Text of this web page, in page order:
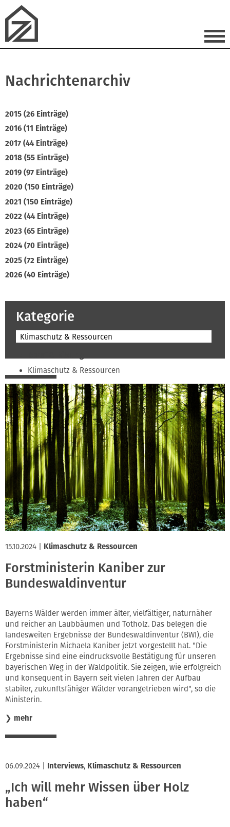
Nachrichtenarchiv
2015 (26 Einträge)
2016 (11 Einträge)
2017 (44 Einträge)
2018 (55 Einträge)
2019 (97 Einträge)
2020 (150 Einträge)
2021 (150 Einträge)
2022 (44 Einträge)
2023 (65 Einträge)
2024 (70 Einträge)
2025 (72 Einträge)
2026 (40 Einträge)
Kategorie
Klimaschutz & Ressourcen
Klimaschutz & Ressourcen
Normen & Fachregeln
Prävention & Arbeitsschutz
Recht & Wirtschaft
Soziales & Tarifpolitik
Verband & Innungen
Interviews
Innung
15.10.2024 Klimaschutz & Ressourcen
Forstministerin Kaniber zur
Bundeswaldinventur
Bayerns Wälder werden immer älter, vielfältiger, naturnäher
und reicher an Laubbäumen und Totholz. Das belegen die
landesweiten Ergebnisse der Bundeswaldinventur (BWI), die
Forstministerin Michaela Kaniber jetzt vorgestellt hat. "Die
Ergebnisse sind eine eindrucksvolle Bestätigung für unseren
bayerischen Weg in der Waldpolitik. Sie zeigen, wie erfolgreich
und konsequent in Bayern seit vielen Jahren der Aufbau
stabiler, zukunftsfähiger Wälder vorangetrieben wird", so die
Ministerin.
❯ mehr
06.09.2024 Interviews, Klimaschutz & Ressourcen
„Ich will mehr Wissen über Holz
haben“